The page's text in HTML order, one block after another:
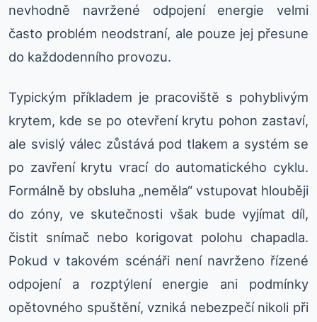
nevhodně navržené odpojení energie velmi
často problém neodstraní, ale pouze jej přesune
do každodenního provozu.
Typickým příkladem je pracoviště s pohyblivým
krytem, kde se po otevření krytu pohon zastaví,
ale svislý válec zůstává pod tlakem a systém se
po zavření krytu vrací do automatického cyklu.
Formálně by obsluha „neměla“ vstupovat hlouběji
do zóny, ve skutečnosti však bude vyjímat díl,
čistit snímač nebo korigovat polohu chapadla.
Pokud v takovém scénáři není navrženo řízené
odpojení a rozptýlení energie ani podmínky
opětovného spuštění, vzniká nebezpečí nikoli při